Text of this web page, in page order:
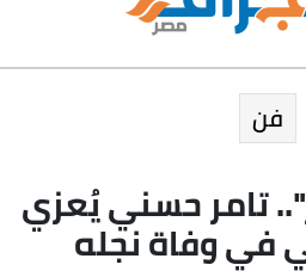
فن
تامر حسني يُعزي
في وفاة نجله